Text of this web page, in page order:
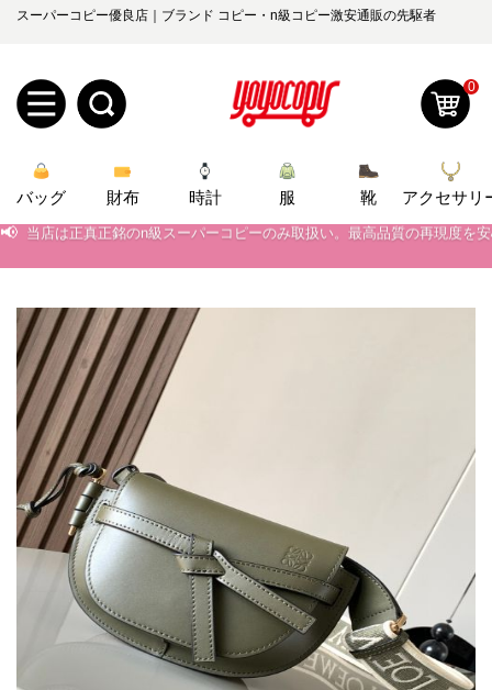
スーパーコピー優良店｜ブランド コピー・n級コピー激安通販の先駆者
規
ザ
ー
登
録
ロ
ン
オ
ー
ダ
ー
お
知
ら
yoyocopys@gmail.com
2026人気特集
バッグ
財布
時計
服
ズボン
衣装セット
靴
住まい用品
アクセサリー
ベルト
スカーフ
アイフォーンケ
ース
小物
0
バッグ 財布 時計 服 靴 アクセサリ
📢 当店は正真正銘のn級スーパーコピーのみ取扱い。最高品質の再現度を
当店は正真正銘のn級スーパーコピーのみ取扱い。最高品質の再現度を
📢 2026春の新作続々更新中！期間中のご注文でお得な割引をご利用いただ
📢 新作入荷！ルイ・ヴィトンスーパーコピー バッグ最新モデルが登場。